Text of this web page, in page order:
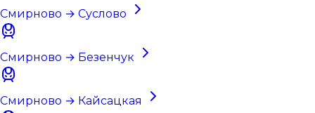
Смирново → Суслово
Смирново → Безенчук
Смирново → Кайсацкая